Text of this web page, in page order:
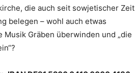
die auch seit sowjetischer Zeit
belegen – wohl auch etwas
Musik Gräben überwinden und „die